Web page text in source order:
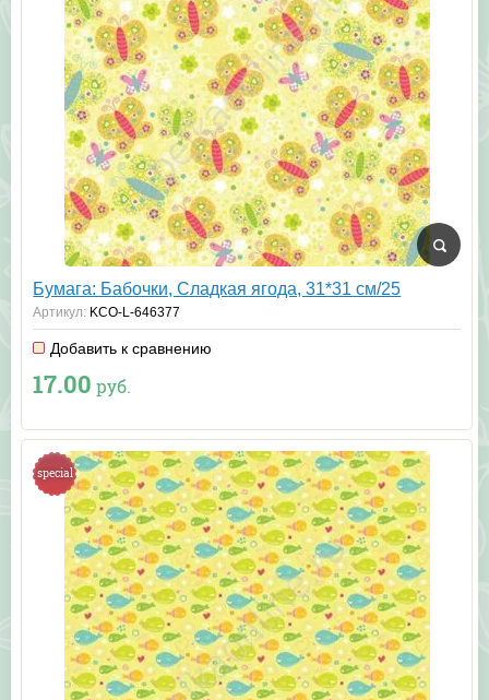
Бумага: Бабочки, Сладкая ягода, 31*31 см/25
Артикул: KCO-L-646377
Добавить к сравнению
17.00 руб.
special